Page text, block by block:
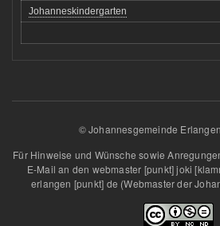
Johanneskindergarten
© Johannesgemeinde
Für Hinweise und Wünsche sowie
E-Mail an den webmaster [punkt]joki
erlangen [punkt] de (Webmaster der